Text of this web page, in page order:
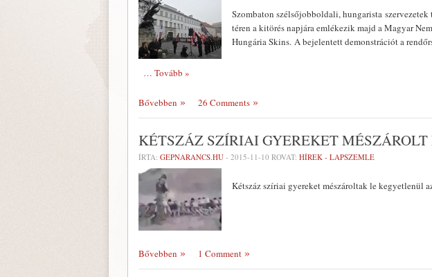
Szombaton szélsőjobboldali, hungarista
téren a kitörés napjára emlékezik majd a Magyar
Hungária Skins. A bejelentett demonstrációt a
… Tovább »
Bővebben 26 Comments
KÉTSZÁZ SZÍRIAI GYEREKET
ÍRTA: GEPNARANCS.HU - 2015-11-10 ROVAT: HÍREK - LAPSZEMLE
Kétszáz szíriai gyereket mészároltak le kegyetlenül
Bővebben 1 Comment